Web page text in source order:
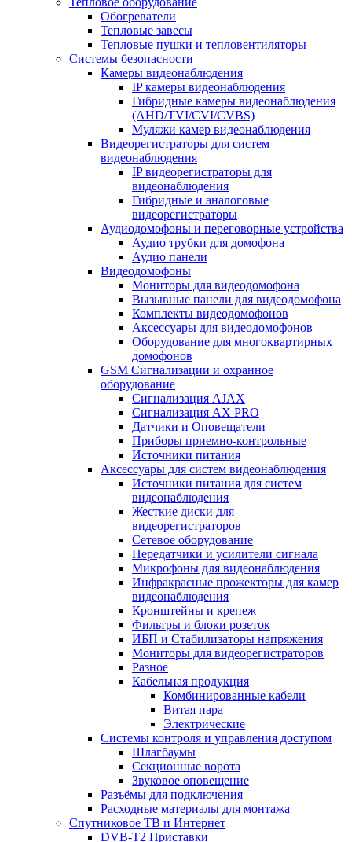
Обогреватели
Тепловые завесы
Тепловые пушки и тепловентиляторы
Системы безопасности
Камеры видеонаблюдения
IP камеры видеонаблюдения
Гибридные камеры видеонаблюдения
(AHD/TVI/CVI/CVBS)
Муляжи камер видеонаблюдения
Видеорегистраторы для систем
видеонаблюдения
IP видеорегистраторы для
видеонаблюдения
Гибридные и аналоговые
видеорегистраторы
Аудиодомофоны и переговорные устройства
Аудио трубки для домофона
Аудио панели
Видеодомофоны
Мониторы для видеодомофона
Вызывные панели для видеодомофона
Комплекты видеодомофонов
Аксессуары для видеодомофонов
Оборудование для многоквартирных
домофонов
GSM Сигнализации и охранное
оборудование
Сигнализация AJAX
Сигнализация AX PRO
Датчики и Оповещатели
Приборы приемно-контрольные
Источники питания
Аксессуары для систем видеонаблюдения
Источники питания для систем
видеонаблюдения
Жесткие диски для
видеорегистраторов
Сетевое оборудование
Передатчики и усилители сигнала
Микрофоны для видеонаблюдения
Инфракрасные прожекторы для камер
видеонаблюдения
Кронштейны и крепеж
Фильтры и блоки розеток
ИБП и Стабилизаторы напряжения
Мониторы для видеорегистраторов
Разное
Кабельная продукция
Комбинированные кабели
Витая пара
Электрические
Системы контроля и управления доступом
Шлагбаумы
Секционные ворота
Звуковое оповещение
Разъёмы для подключения
Расходные материалы для монтажа
Спутниковое ТВ и Интернет
DVB-Т2 Приставки